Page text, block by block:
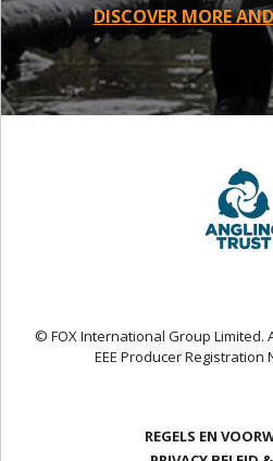
DISCOVER MORE
© FOX International Group
EEE Producer Registration
REGELS EN